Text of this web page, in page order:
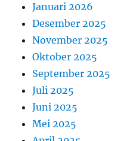
Januari 2026
Desember 2025
November 2025
Oktober 2025
September 2025
Juli 2025
Juni 2025
Mei 2025